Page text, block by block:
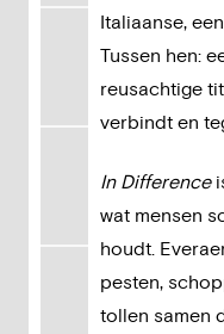
Italiaanse,
Tussen hen:
reusachtige
verbindt en
In Difference
wat mensen
houdt.
pesten,
tollen samen